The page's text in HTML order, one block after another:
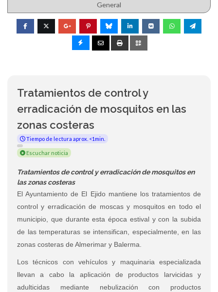
General
Tratamientos de control y
erradicación de mosquitos en las
zonas costeras
Tiempo de lectura aprox. <1min.
Escuchar noticia
Tratamientos de control y erradicación de mosquitos en
las zonas costeras
El Ayuntamiento de El Ejido mantiene los tratamientos de
control y erradicación de moscas y mosquitos en todo el
municipio, que durante esta época estival y con la subida
de las temperaturas se intensifican, especialmente, en las
zonas costeras de Almerimar y Balerma.
Los técnicos con vehículos y maquinaria especializada
llevan a cabo la aplicación de productos larvicidas y
adulticidas mediante nebulización con productos